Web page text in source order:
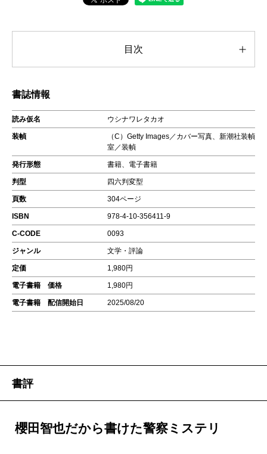
目次
書誌情報
読み仮名 ウシナワレタカオ
装幀
（C）Getty Images／カバー写真、新潮社装幀
室／装幀
発行形態 書籍、電子書籍
判型 四六判変型
頁数 304ページ
ISBN 978-4-10-356411-9
C-CODE 0093
ジャンル 文学・評論
定価 1,980円
電子書籍 価格 1,980円
電子書籍 配信開始日 2025/08/20
書評
櫻田智也だから書けた警察ミステリ